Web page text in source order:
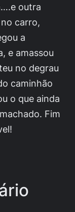
outra
carro,
a
e amassou
no degrau
caminhão
o que ainda
Fim